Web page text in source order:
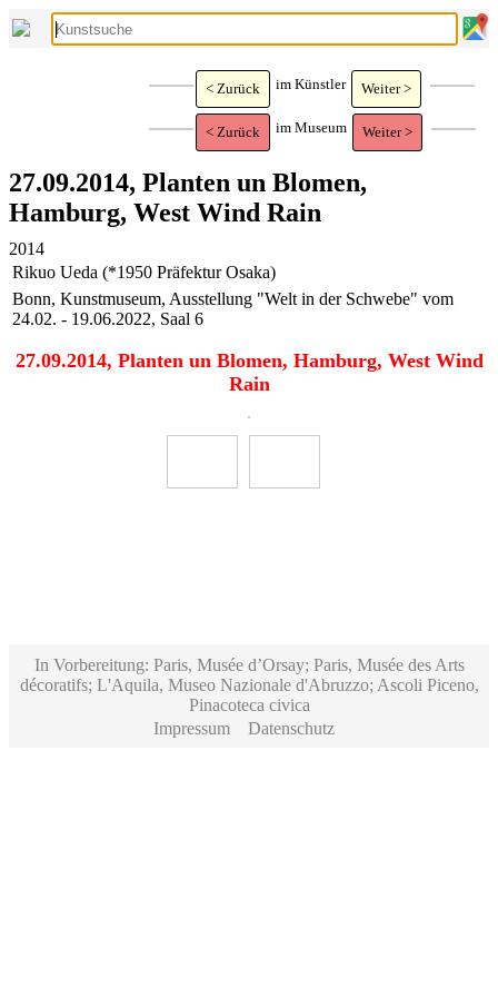
< Zurück im Künstler Weiter >
< Zurück im Museum Weiter >
27.09.2014, Planten un Blomen,
Hamburg, West Wind Rain
2014
Rikuo Ueda (*1950 Präfektur Osaka)
Bonn, Kunstmuseum, Ausstellung "Welt in der Schwebe" vom
24.02. - 19.06.2022, Saal 6
27.09.2014, Planten un Blomen, Hamburg, West Wind
Rain